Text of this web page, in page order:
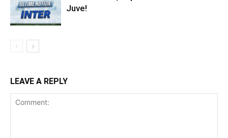
Juve!
LEAVE A REPLY